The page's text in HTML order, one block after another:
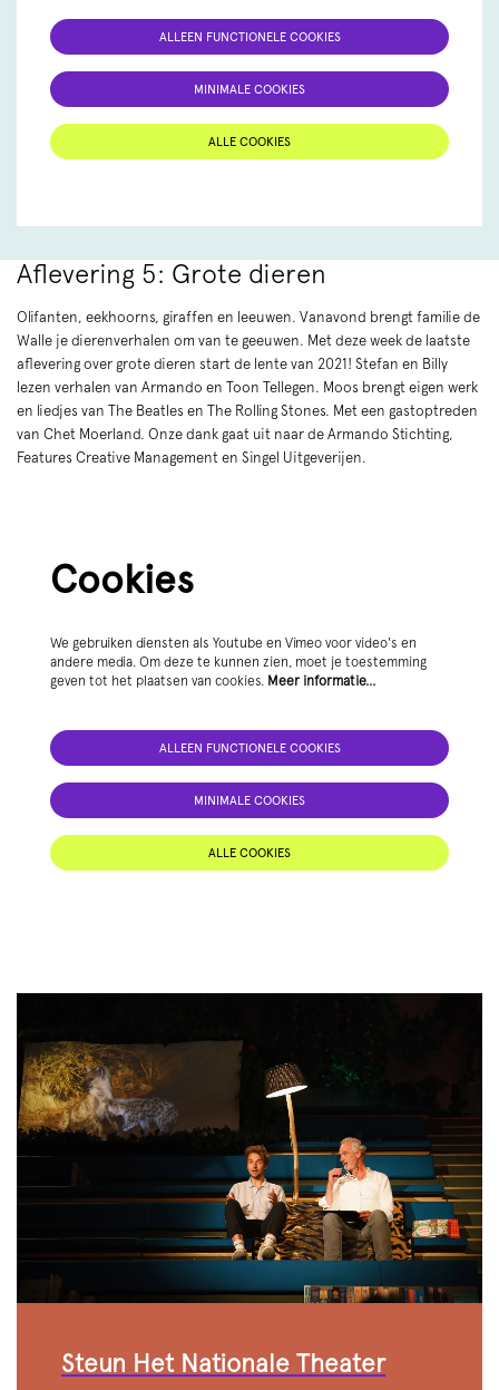
ALLEEN FUNCTIONELE COOKIES
MINIMALE COOKIES
ALLE COOKIES
Aflevering 5: Grote dieren
Olifanten, eekhoorns, giraffen en leeuwen. Vanavond brengt familie de
Walle je dierenverhalen om van te geeuwen. Met deze week de laatste
aflevering over grote dieren start de lente van 2021! Stefan en Billy
lezen verhalen van Armando en Toon Tellegen. Moos brengt eigen werk
en liedjes van The Beatles en The Rolling Stones. Met een gastoptreden
van Chet Moerland. Onze dank gaat uit naar de Armando Stichting,
Features Creative Management en Singel Uitgeverijen.
Cookies
We gebruiken diensten als Youtube en Vimeo voor video's en
andere media. Om deze te kunnen zien, moet je toestemming
geven tot het plaatsen van cookies. Meer informatie…
ALLEEN FUNCTIONELE COOKIES
MINIMALE COOKIES
ALLE COOKIES
Steun Het Nationale Theater